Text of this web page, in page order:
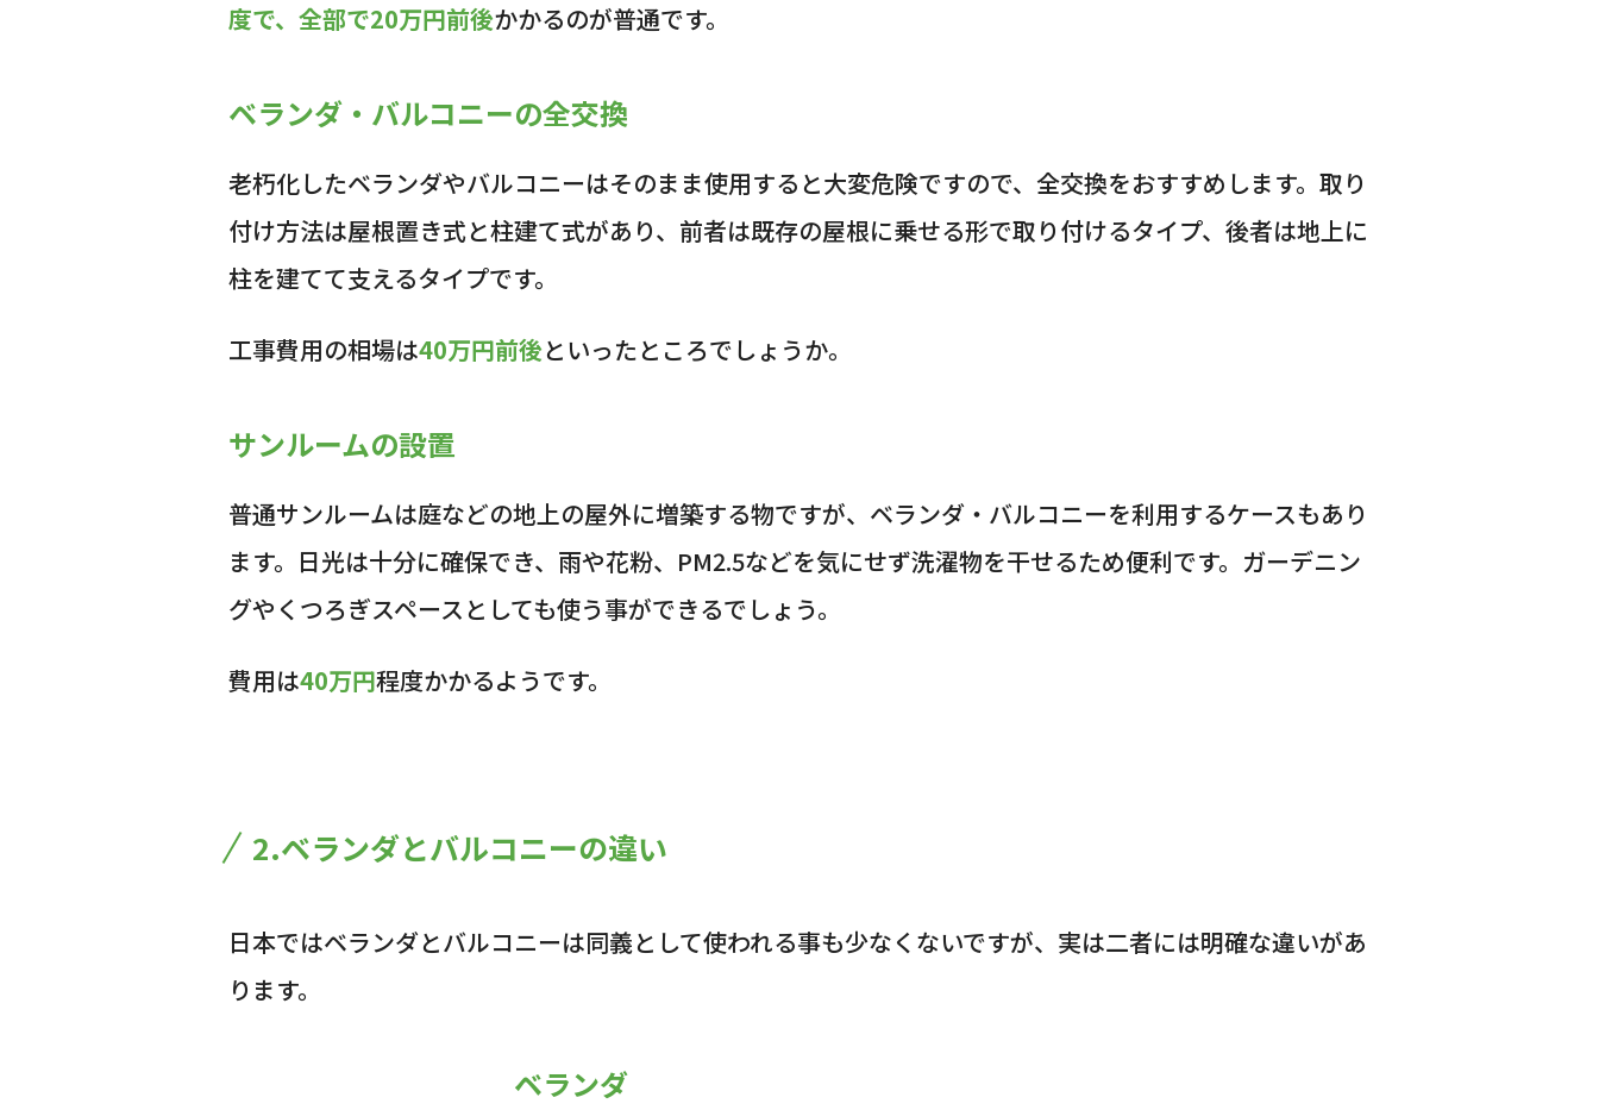
度で、全部で20万円前後かかるのが普通です。
ベランダ・バルコニーの全交換
老朽化したベランダやバルコニーはそのまま使用すると大変危険ですので、全交換をおすすめします。取り
付け方法は屋根置き式と柱建て式があり、前者は既存の屋根に乗せる形で取り付けるタイプ、後者は地上に
柱を建てて支えるタイプです。
工事費用の相場は40万円前後といったところでしょうか。
サンルームの設置
普通サンルームは庭などの地上の屋外に増築する物ですが、ベランダ・バルコニーを利用するケースもあり
ます。日光は十分に確保でき、雨や花粉、PM2.5などを気にせず洗濯物を干せるため便利です。ガーデニン
グやくつろぎスペースとしても使う事ができるでしょう。
費用は40万円程度かかるようです。
2.ベランダとバルコニーの違い
日本ではベランダとバルコニーは同義として使われる事も少なくないですが、実は二者には明確な違いがあ
ります。
ベランダ